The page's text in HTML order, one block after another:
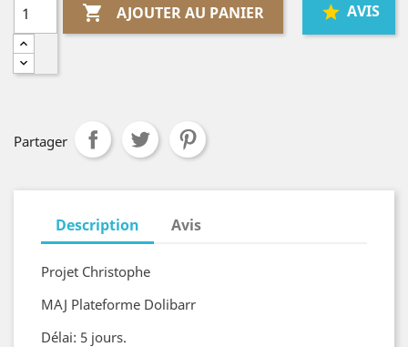
 AJOUTER AU PANIER AVIS
Partager
Description Avis
Projet Christophe
MAJ Plateforme Dolibarr
Délai: 5 jours.